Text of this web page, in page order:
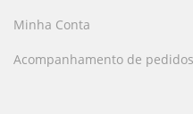
Minha Conta
Acompanhamento de pedidos